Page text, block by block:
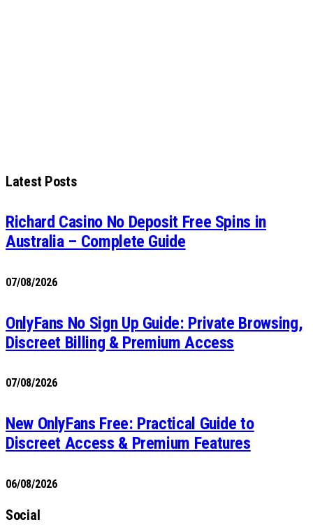
Latest Posts
Richard Casino No Deposit Free Spins in
Australia – Complete Guide
07/08/2026
OnlyFans No Sign Up Guide: Private Browsing,
Discreet Billing & Premium Access
07/08/2026
New OnlyFans Free: Practical Guide to
Discreet Access & Premium Features
06/08/2026
Social